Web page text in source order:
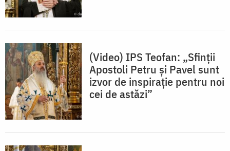
(Video) IPS Teofan: „Sfinții
Apostoli Petru și Pavel sunt
izvor de inspirație pentru noi
cei de astăzi”